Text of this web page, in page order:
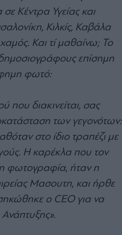
Κέντρα Υγείας και
Κιλκίς, Καβάλα
Και τί μαθαίνω; Το
επίσημη
φωτό:
που διακινείται, σας
των γεγονότων:
στο ίδιο τραπέζι με
Η καρέκλα που τον
φωτογραφία, ήταν η
Μασουτη, και ήρθε
ο CEO για να